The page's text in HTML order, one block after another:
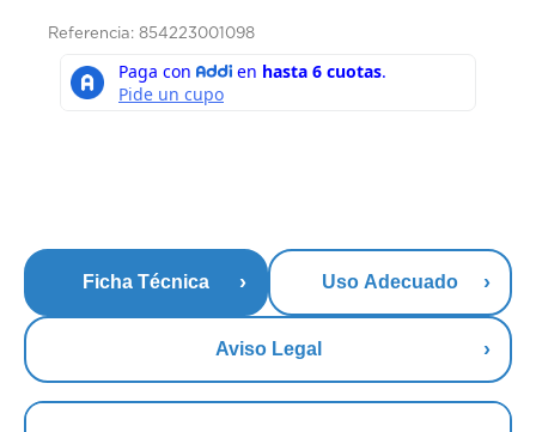
Referencia: 854223001098
Ficha Técnica Uso Adecuado
Aviso Legal